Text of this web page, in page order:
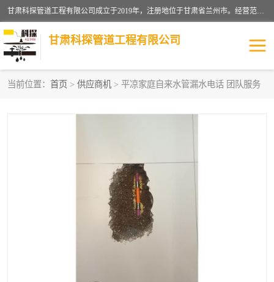
甘肃科探管道工程有限公司成立于2019年，注册地位于甘肃省兰州市。经营范围包括管道安装、清洗、疏通、维修、检测，防水工程，工程钻孔，化粪池清理，暖气安装，给排水管道安装维修，室内外管道如消防、供水、供热管道漏水检测定位，室内外防水堵漏等。
甘肃科探管道工程有限公司
当前位置： 首页 > 供应商机 > 平凉家庭自来水管漏水电话 团队服务
供热管道漏水 排水管道漏水
管道疏通